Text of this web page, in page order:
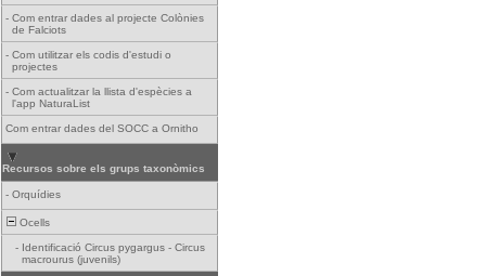
- Com entrar dades al projecte Colònies
de Falciots
- Com utilitzar els codis d'estudi o
projectes
- Com actualitzar la llista d'espècies a
l'app NaturaList
Com entrar dades del SOCC a Ornitho
Recursos sobre els grups taxonòmics
- Orquídies
Ocells
- Identificació Circus pygargus - Circus
macrourus (juvenils)